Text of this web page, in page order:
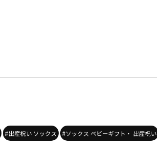
#出産祝い ソックス #ソックス ベビーギフト・ 出産祝い